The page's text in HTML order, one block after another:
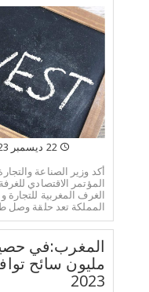
22 ديسمبر 2023
أكد وزير الصناعة
المؤتمر الاقتصادي
الغرف المغربية للتجارة
المملكة تعد حلقة وصل
مليون سائح
2023